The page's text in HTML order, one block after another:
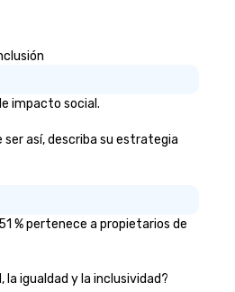
impacto social.
así, describa su estrategia
% pertenece a propietarios de
igualdad y la inclusividad?